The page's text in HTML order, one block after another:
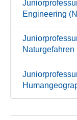
Engineering
Naturgefahren